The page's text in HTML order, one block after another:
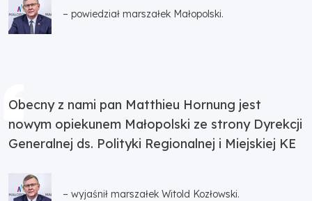
– powiedział marszałek Małopolski.
Obecny z nami pan Matthieu Hornung jest
nowym opiekunem Małopolski ze strony Dyrekcji
Generalnej ds. Polityki Regionalnej i Miejskiej KE
– wyjaśnił marszałek Witold Kozłowski.